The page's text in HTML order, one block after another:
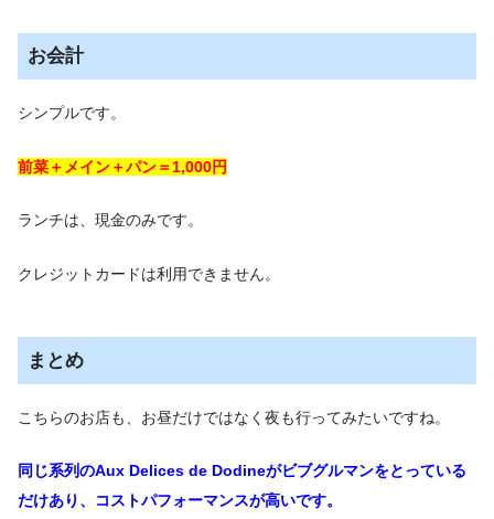
お会計
シンプルです。
前菜＋メイン＋パン＝1,000円
ランチは、現金のみです。
クレジットカードは利用できません。
まとめ
こちらのお店も、お昼だけではなく夜も行ってみたいですね。
同じ系列のAux Delices de Dodineがビブグルマンをとっている
だけあり、
コストパフォーマンスが高いです。